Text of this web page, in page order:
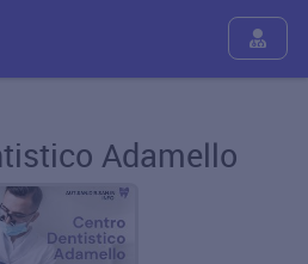
Adamello